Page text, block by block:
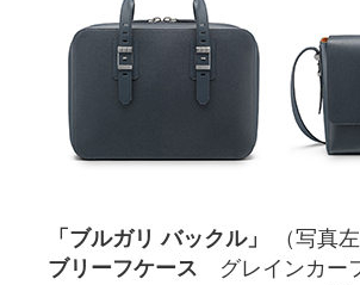
「ブルガリ バックル」
（写真
ブリーフケース グレインカー